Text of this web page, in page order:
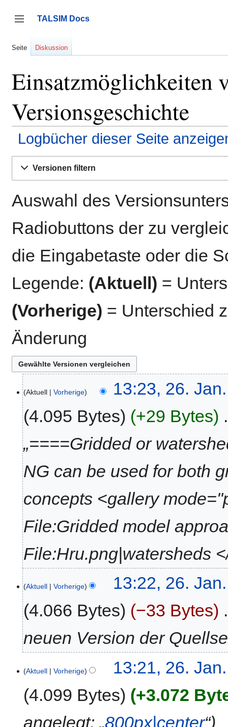
springen
Seitenleiste umschalten
TALSIM Docs
Seite Diskussion
Einsatzmöglichkeiten
Versionsgeschichte
Logbücher dieser Seite
Versionen filtern
Auswahl des
Radiobuttons der zu
die Eingabetaste oder die
Legende: (Aktuell) =
(Vorherige) = Unterschied
Änderung
Januar
2024
Aktuell Vorherige
13:23, 26.
4.095 Bytes
+29 Bytes
„====Gridded or
NG can be used for both
concepts <gallery
File:Gridded model
File:Hru.png|watersheds
Aktuell Vorherige
13:22, 26.
4.066 Bytes
−33 Bytes
neuen Version der
Aktuell Vorherige
13:21, 26.
4.099 Bytes
+3.072
angelegt: „800px|center“